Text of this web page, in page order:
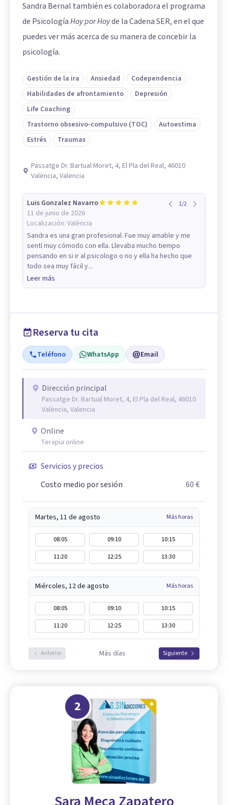
Sandra Bernal también es colaboradora el programa
de PsicologíaHoy por Hoyde la Cadena SER, en el que
puedes ver más acerca de su manera de concebir la
psicología.
Gestión de la ira Ansiedad
Codependencia
Habilidades de afrontamiento
Depresión
Life Coaching
Trastorno obsesivo-compulsivo (TOC)
Autoestima
Estrés
Traumas
Passatge Dr. Bartual Moret, 4, El Pla del Real, 46010
València, Valencia
Luis Gonzalez Navarro
11 de junio de 2026
Localización: València
1/2
Sandra es una gran profesional. Fue muy amable y me
sentí muy cómodo con ella. Llevaba mucho tiempo
pensando en si ir al psicologo o no y ella ha hecho que
todo sea muy fácil y...
Leer más
Reserva tu cita
Teléfono WhatsApp Email
Dirección principal
Passatge Dr. Bartual Moret, 4, El Pla del Real, 46010
València, Valencia
Online
Terapia online
Servicios y precios
Costo medio por sesión
60 €
Martes, 11 de agosto Más horas
08:05 09:10
10:15
11:20
12:25 13:30
Miércoles, 12 de agosto Más horas
08:05 09:10
10:15
11:20
12:25 13:30
Anterior Más días Siguiente
2